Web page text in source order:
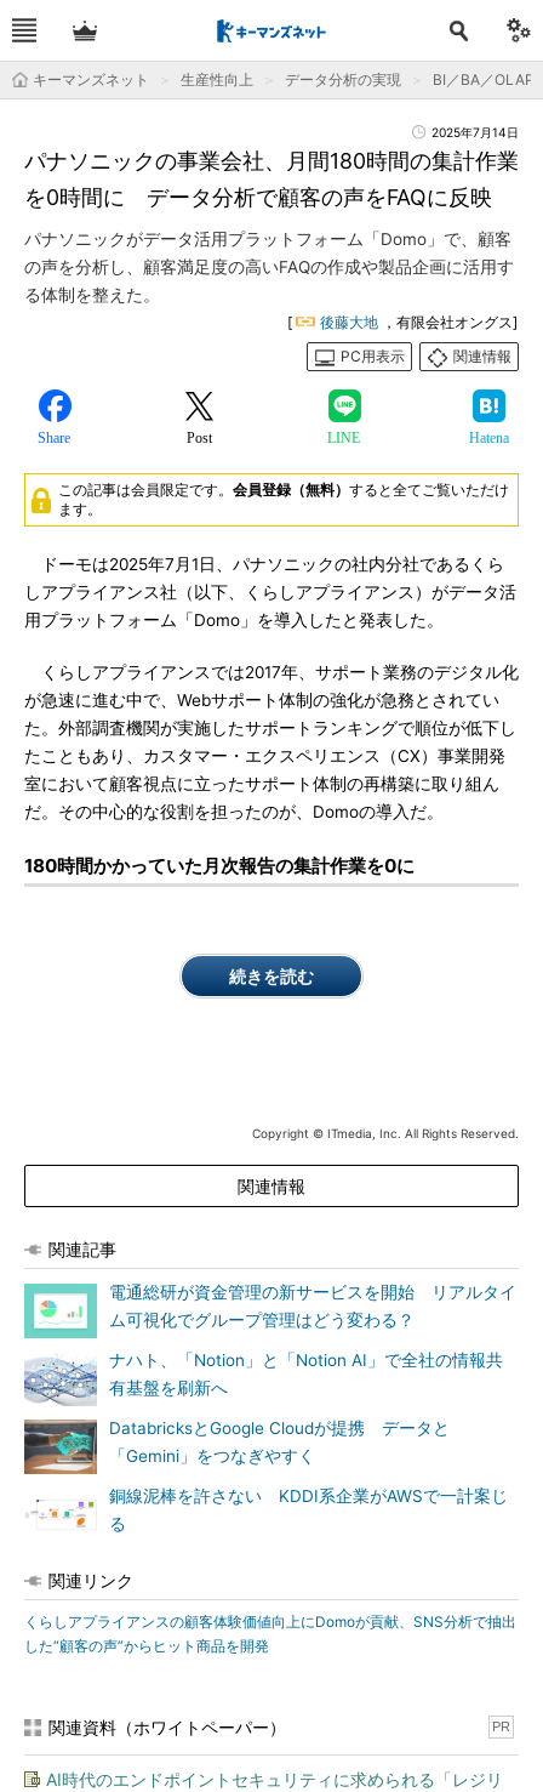
キーマンズネット 生産性向上 データ分析の実現 BI／BA／OLAP
2025年7月14日
パナソニックの事業会社、月間180時間の集計作業
を0時間に データ分析で顧客の声をFAQに反映
パナソニックがデータ活用プラットフォーム「Domo」で、顧客
の声を分析し、顧客満足度の高いFAQの作成や製品企画に活用す
る体制を整えた。
[ 後藤大地 ，有限会社オングス]
PC用表示
関連情報
Share Post LINE Hatena
この記事は会員限定です。 会員登録（無料） すると全てご覧いただけ
ます。
ドーモは2025年7月1日、パナソニックの社内分社であるくら
しアプライアンス社（以下、くらしアプライアンス）がデータ活
用プラットフォーム「Domo」を導入したと発表した。
くらしアプライアンスでは2017年、サポート業務のデジタル化
が急速に進む中で、Webサポート体制の強化が急務とされてい
た。外部調査機関が実施したサポートランキングで順位が低下し
たこともあり、カスタマー・エクスペリエンス（CX）事業開発
室において顧客視点に立ったサポート体制の再構築に取り組ん
だ。その中心的な役割を担ったのが、Domoの導入だ。
180時間かかっていた月次報告の集計作業を0に
続きを読む
Copyright © ITmedia, Inc. All Rights Reserved.
関連情報
関連記事
電通総研が資金管理の新サービスを開始 リアルタイ
ム可視化でグループ管理はどう変わる？
ナハト、「Notion」と「Notion AI」で全社の情報共
有基盤を刷新へ
DatabricksとGoogle Cloudが提携 データと
「Gemini」をつなぎやすく
銅線泥棒を許さない KDDI系企業がAWSで一計案じ
る
関連リンク
くらしアプライアンスの顧客体験価値向上にDomoが貢献、SNS分析で抽出
した“顧客の声”からヒット商品を開発
関連資料（ホワイトペーパー） PR
AI時代のエンドポイントセキュリティに求められる「レジリ